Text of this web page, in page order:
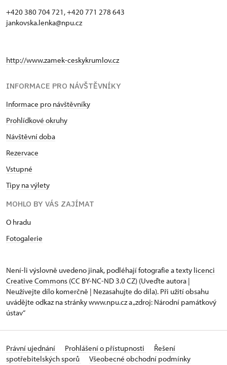
+420 380 704 721, +420 771 278 643
jankovska.lenka@npu.cz
http://www.zamek-ceskykrumlov.cz
INFORMACE PRO NÁVŠTĚVNÍKY
Informace pro návštěvníky
Prohlídkové okruhy
Návštěvní doba
Rezervace
Vstupné
Tipy na výlety
MOHLO BY VÁS ZAJÍMAT
O hradu
Fotogalerie
Není-li výslovně uvedeno jinak, podléhají fotografie a texty licenci
Creative Commons (CC BY-NC-ND 3.0 CZ) (Uveďte autora |
Neužívejte dílo komerčně | Nezasahujte do díla). Při užití obsahu
uvádějte odkaz na stránky www.npu.cz a „zdroj: Národní památkový
ústav“
Právní ujednání Prohlášení o přístupnosti
Řešení
spotřebitelských sporů
Všeobecné obchodní podmínky